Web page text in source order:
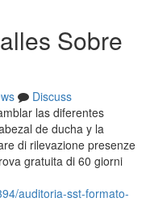
Sobre
Discuss
las diferentes
de ducha y la
di rilevazione presenze
gratuita di 60 giorni
auditoria-sst-formato-